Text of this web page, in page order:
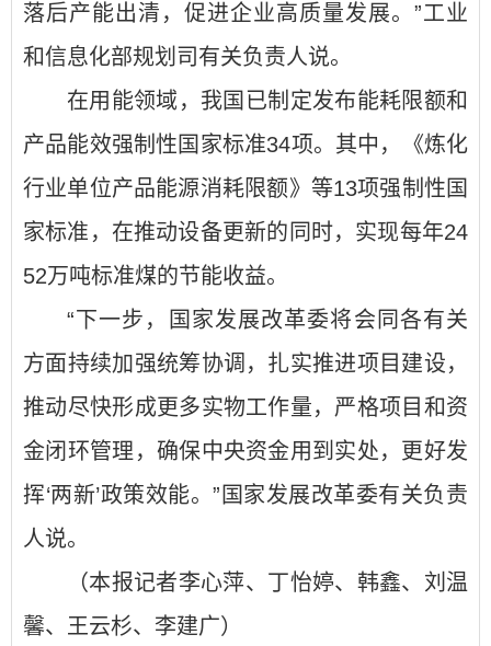
落后产能出清，促进企业高质量发展。”工业
和信息化部规划司有关负责人说。
在用能领域，我国已制定发布能耗限额和
产品能效强制性国家标准34项。其中，《炼化
行业单位产品能源消耗限额》等13项强制性国
家标准，在推动设备更新的同时，实现每年24
52万吨标准煤的节能收益。
“下一步，国家发展改革委将会同各有关
方面持续加强统筹协调，扎实推进项目建设，
推动尽快形成更多实物工作量，严格项目和资
金闭环管理，确保中央资金用到实处，更好发
挥‘两新’政策效能。”国家发展改革委有关负责
人说。
（本报记者李心萍、丁怡婷、韩鑫、刘温
馨、王云杉、李建广）